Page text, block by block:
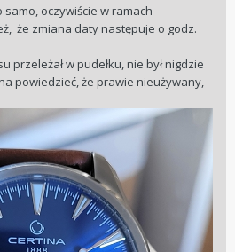
oczywiście w ramach
że zmiana daty następuje o godz.
przeleżał w pudełku, nie był nigdzie
powiedzieć, że prawie nieużywany,